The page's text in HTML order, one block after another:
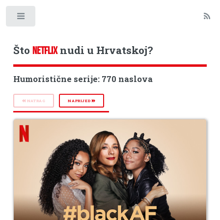
Što NETFLIXnudi u Hrvatskoj?
Humoristične serije: 770 naslova
NATRAG NAPRIJED